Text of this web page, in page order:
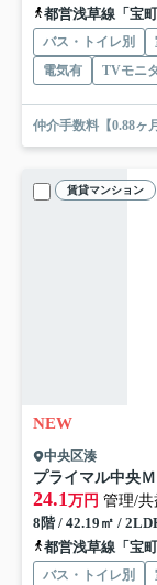
都営浅草線「宝
バス・トイレ別
電気有
TVモニ
仲介手数料【0.88ヶ
賃貸マンション
NEW
中央区湊
プライマル中央
24.1万円 管理/共
8階 / 42.19㎡ /
都営浅草線「宝
バス・トイレ別